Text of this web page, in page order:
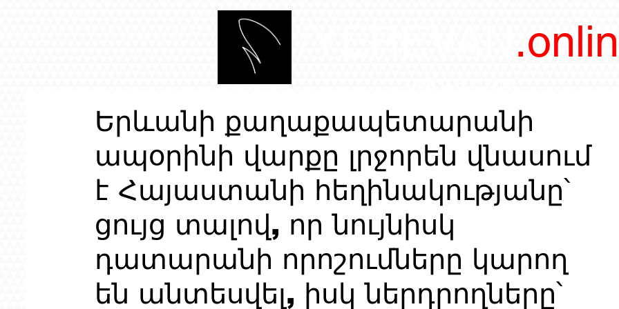
Երևանի քաղաքապետարանի
ապօրինի վարքը լրջորեն վնասում
է Հայաստանի հեղինակությանը՝
ցույց տալով, որ նույնիսկ
դատարանի որոշումները կարող
են անտեսվել, իսկ ներդրողները՝